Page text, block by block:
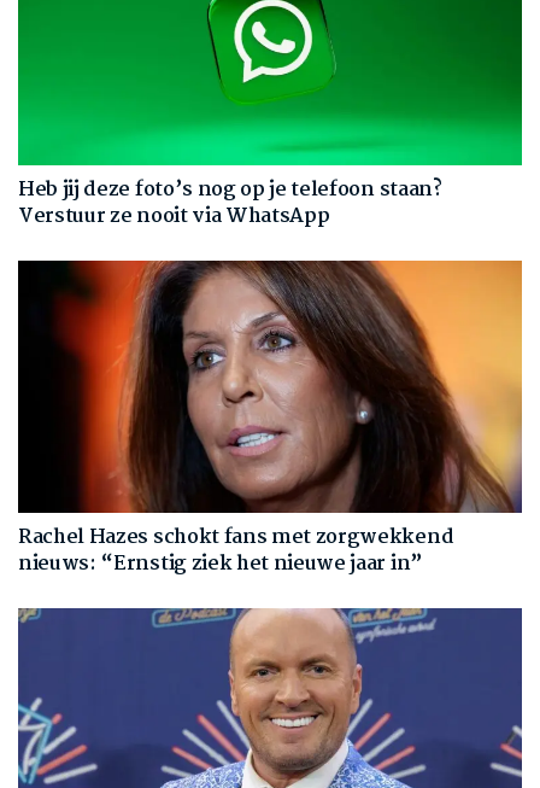
Heb jij deze foto’s nog op je telefoon staan?
Verstuur ze nooit via WhatsApp
Rachel Hazes schokt fans met zorgwekkend
nieuws: “Ernstig ziek het nieuwe jaar in”